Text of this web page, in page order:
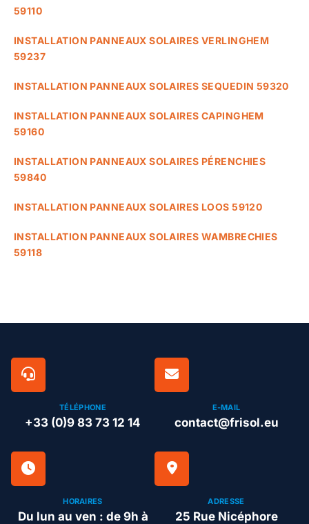
59110
INSTALLATION PANNEAUX SOLAIRES VERLINGHEM
59237
INSTALLATION PANNEAUX SOLAIRES SEQUEDIN 59320
INSTALLATION PANNEAUX SOLAIRES CAPINGHEM
59160
INSTALLATION PANNEAUX SOLAIRES PÉRENCHIES
59840
INSTALLATION PANNEAUX SOLAIRES LOOS 59120
INSTALLATION PANNEAUX SOLAIRES WAMBRECHIES
59118
TÉLÉPHONE
+33 (0)9 83 73 12 14
E-MAIL
contact@frisol.eu
HORAIRES
Du lun au ven : de 9h à
ADRESSE
25 Rue Nicéphore